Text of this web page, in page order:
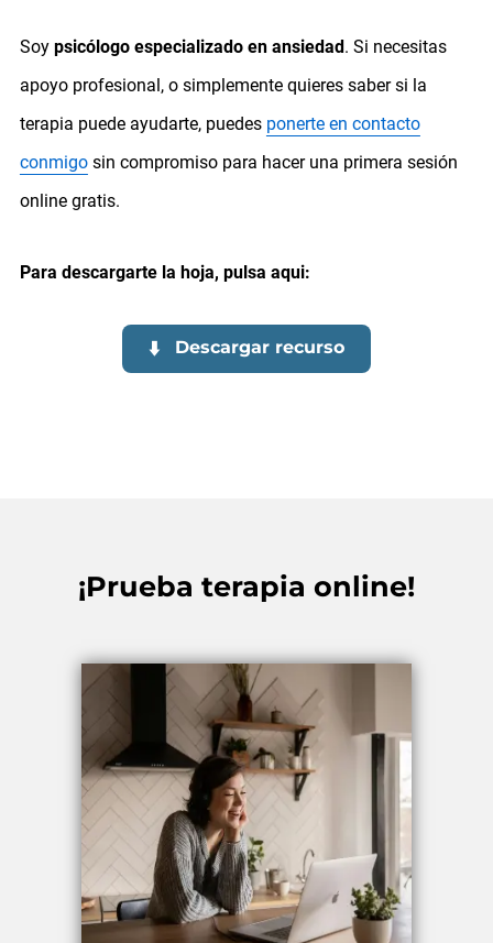
Soy psicólogo especializado en ansiedad. Si necesitas
apoyo profesional, o simplemente quieres saber si la
terapia puede ayudarte, puedes ponerte en contacto
conmigosin compromiso para hacer una primera sesión
online gratis.
Para descargarte la hoja, pulsa aqui:
⬇️ Descargar recurso
¡Prueba terapia online!